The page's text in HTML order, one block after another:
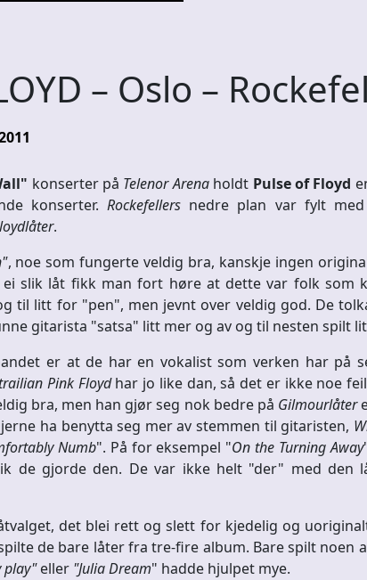
– Oslo –
konserter på Telenor Arenaholdt Pulse of Floyd
konserter.Rockefellers nedre plan var fylt
.
, noe som fungerte veldig bra, kanskje ingen
slik låt fikk man fort høre at dette var folk som
til litt for "pen", men jevnt over veldig god. De
gitarista "satsa" litt mer og av og til nesten spilt
er at de har en vokalist som verken har på
Pink Floydhar jo like dan, så det er ikke noe
bra, men han gjør seg nok bedre på Gilmourlåter
ha benytta seg mer av stemmen til gitaristen,
Numb". På for eksempel "On the Turning Away
de gjorde den. De var ikke helt "der" med den
det blei rett og slett for kjedelig og
de bare låter fra tre-fire album. Bare spilt noen
play"eller "Julia Dream" hadde hjulpet mye.